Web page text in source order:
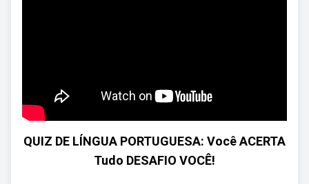
QUIZ DE LÍNGUA PORTUGUESA: Você ACERTA
Tudo DESAFIO VOCÊ!